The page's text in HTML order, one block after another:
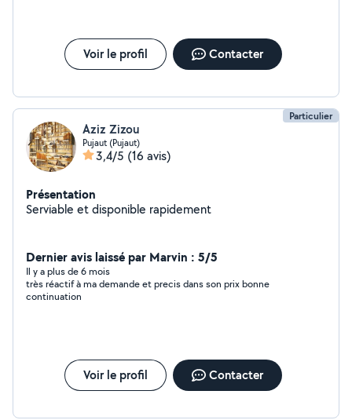
Voir le profil Contacter
Particulier
Aziz Zizou
Pujaut (Pujaut)
3,4/5 (16 avis)
Présentation
Serviable et disponible rapidement
Dernier avis laissé par Marvin : 5/5
Il y a plus de 6 mois
très réactif à ma demande et precis dans son prix bonne
continuation
Voir le profil Contacter